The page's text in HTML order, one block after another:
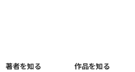
著者を知る 作品を知る